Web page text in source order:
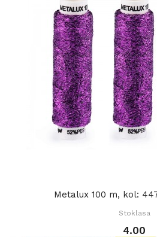
Metalux 100 m, kol:
Stoklasa
4.00